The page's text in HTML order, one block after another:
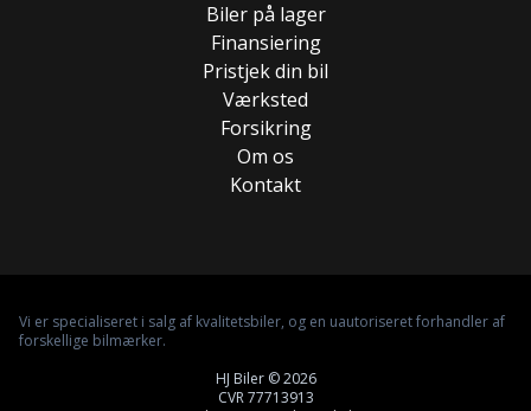
Biler på lager
Finansiering
Pristjek din bil
Værksted
Forsikring
Om os
Kontakt
Vi er specialiseret i salg af kvalitetsbiler, og en uautoriseret forhandler af
forskellige bilmærker.
HJ Biler © 2026
CVR 77713913